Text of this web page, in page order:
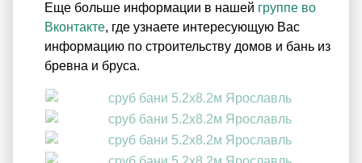
Еще больше информации в нашей группе во
Вконтакте, где узнаете интересующую Вас
информацию по строительству домов и бань из
бревна и бруса.